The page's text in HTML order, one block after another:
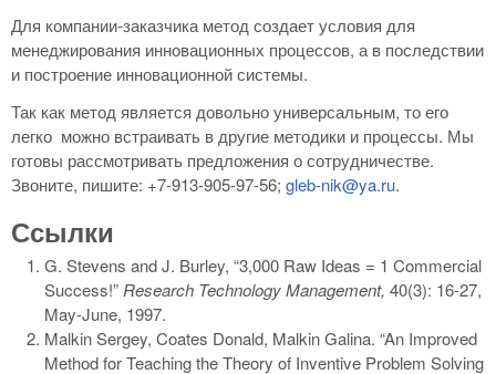
Для компании-заказчика метод создает условия для
менеджирования инновационных процессов, а в последствии
и построение инновационной системы.
Так как метод является довольно универсальным, то его
легко можно встраивать в другие методики и процессы. Мы
готовы рассмотривать предложения о сотрудничестве.
Звоните, пишите: +7-913-905-97-56; gleb-nik@ya.ru.
Ссылки
G. Stevens and J. Burley, “3,000 Raw Ideas = 1 Commercial
Success!” Research Technology Management, 40(3): 16-27,
May-June, 1997.
Malkin Sergey, Coates Donald, Malkin Galina. “An Improved
Method for Teaching the Theory of Inventive Problem Solving